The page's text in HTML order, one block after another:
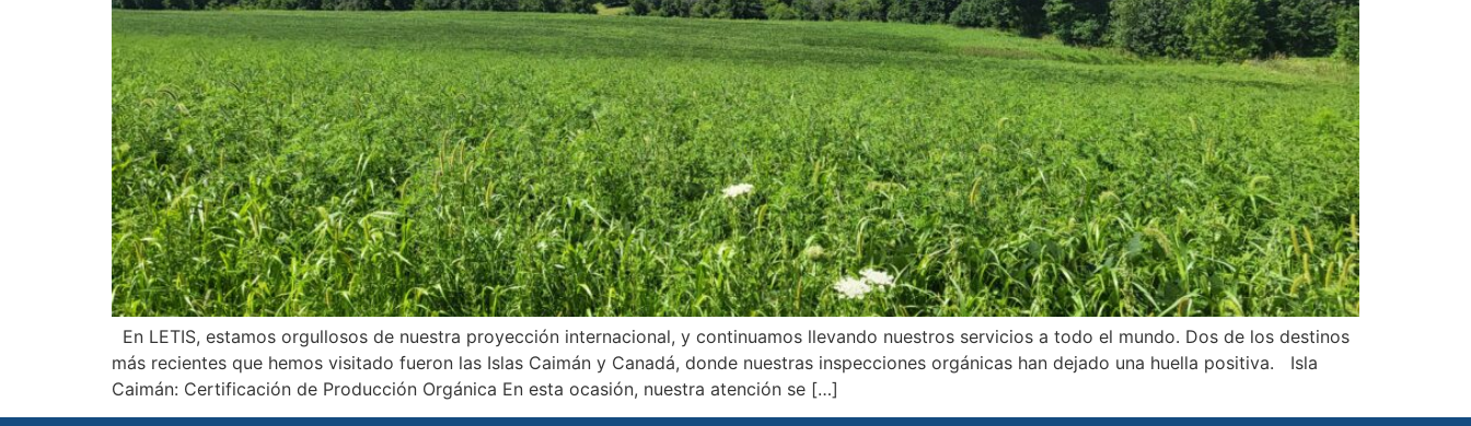
En LETIS, estamos orgullosos de nuestra proyección internacional, y continuamos llevando nuestros servicios a todo el mundo. Dos de los destinos
más recientes que hemos visitado fueron las Islas Caimán y Canadá, donde nuestras inspecciones orgánicas han dejado una huella positiva. Isla
Caimán: Certificación de Producción Orgánica En esta ocasión, nuestra atención se […]